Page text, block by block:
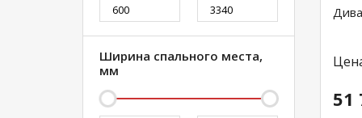
51
Ширина спального места,
мм